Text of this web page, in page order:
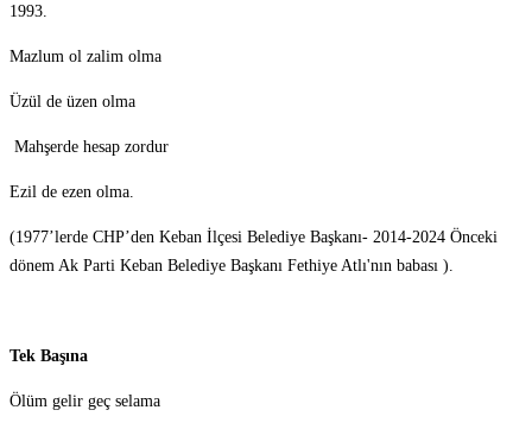
1993.
Mazlum ol zalim olma
Üzül de üzen olma
Mahşerde hesap zordur
Ezil de ezen olma.
(1977’lerde CHP’den Keban İlçesi Belediye Başkanı- 2014-2024 Önceki
dönem Ak Parti Keban Belediye Başkanı Fethiye Atlı'nın babası ).
Tek Başına
Ölüm gelir geç selama